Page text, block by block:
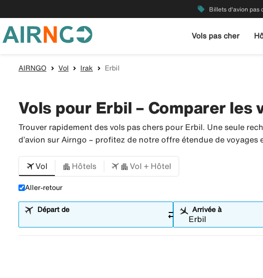
local_offer Billets d'avion pas
Vols pas cher
AIRNGO Vol Irak Erbil
Vols pour Erbil – Comparer les
Trouver rapidement des vols pas chers pour Erbil. Une seule
d’avion sur Airngo – profitez de notre offre étendue de voyages
Vol Hôtels Vol + Hôtel
Aller-retour
Départ de sync_alt Arrivée à